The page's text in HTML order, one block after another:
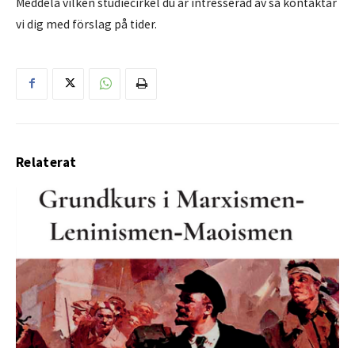
vi dig med förslag på tider.
Relaterat